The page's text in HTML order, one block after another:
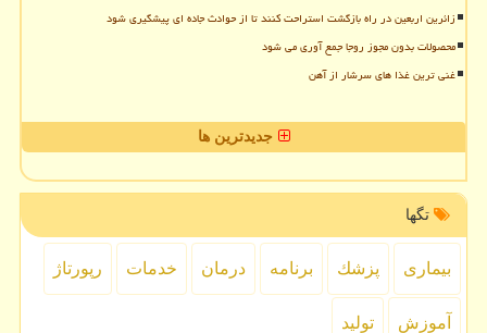
زائرین اربعین در راه بازگشت استراحت کنند تا از حوادث جاده ای پیشگیری شود
محصولات بدون مجوز روجا جمع آوری می شود
غنی ترین غذا های سرشار از آهن
جدیدترین ها
تگها
بیماری پزشك برنامه درمان خدمات رپورتاژ
آموزش تولید